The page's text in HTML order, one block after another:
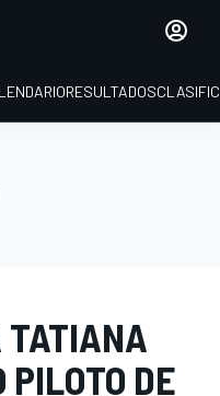
RESULTADOS
TATIANA
PILOTO DE